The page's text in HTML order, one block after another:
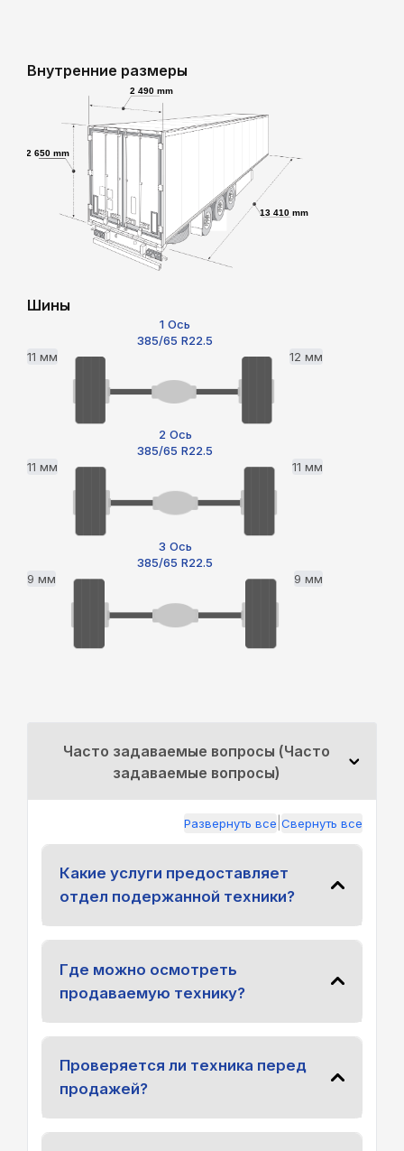
Внутренние размеры
2 490 mm
2 650 mm
13 410 mm
Шины
1 Ось
385/65 R22.5
11 мм
12 мм
2 Ось
385/65 R22.5
11 мм
11 мм
3 Ось
385/65 R22.5
9 мм
9 мм
Часто задаваемые вопросы (Часто
задаваемые вопросы)
Развернуть все Свернуть все
Какие услуги предоставляет
отдел подержанной техники?
Где можно осмотреть
продаваемую технику?
Проверяется ли техника перед
продажей?